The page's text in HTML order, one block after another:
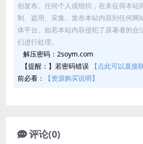
创发布。任何个人或组织，在未征得本站
制、盗用、采集、发布本站内容到任何网
体平台。如若本站内容侵犯了原著者的合
们进行处理。
解压密码：2soym.com
【提醒：】若密码错误
【点此可以直接
前必看：
【资源购买说明】
评论(0)